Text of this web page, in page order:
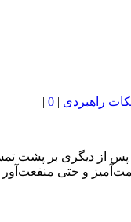
راهبردی |
0
|
که یکی پس از
و حتی منفعت‌آور